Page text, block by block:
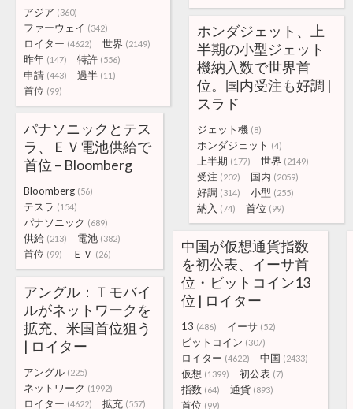
アジア (360)
ファーウェイ (342)
ロイター (4622) 世界 (2149)
昨年 (147) 特許 (556)
申請 (443) 過半 (11)
首位 (99)
ホンダジェット、上
半期の小型ジェット
機納入数で世界首
位。国内受注も好調 |
スラド
ジェット機 (8)
ホンダジェット (4)
上半期 (177) 世界 (2149)
受注 (202) 国内 (2059)
好調 (314) 小型 (255)
納入 (74) 首位 (99)
パナソニックとテス
ラ、ＥＶ電池供給で
首位 – Bloomberg
Bloomberg (56)
テスラ (154)
パナソニック (689)
供給 (213) 電池 (382)
首位 (99) ＥＶ (26)
中国が仮想通貨指数
を初公表、イーサ首
位・ビットコイン13
位 | ロイター
13 (486) イーサ (52)
ビットコイン (307)
ロイター (4622) 中国 (2433)
仮想 (1399) 初公表 (7)
指数 (64) 通貨 (893)
首位 (99)
アングル：Ｔモバイ
ルがネットワークを
拡充、米国首位狙う
| ロイター
アングル (225)
ネットワーク (1992)
ロイター (4622) 拡充 (557)